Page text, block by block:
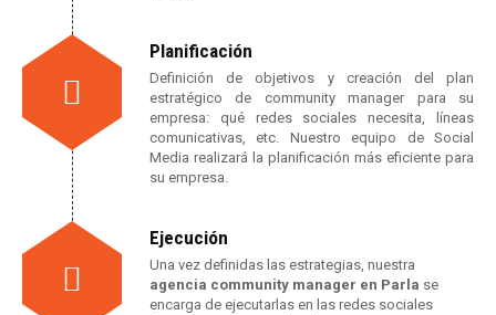
Planificación
Definición de objetivos y creación del plan
estratégico de community manager para su
empresa: qué redes sociales necesita, líneas
comunicativas, etc. Nuestro equipo de Social
Media realizará la planificación más eficiente para
su empresa.
Ejecución
Una vez definidas las estrategias, nuestra
agencia community manager en Parla se
encarga de ejecutarlas en las redes sociales